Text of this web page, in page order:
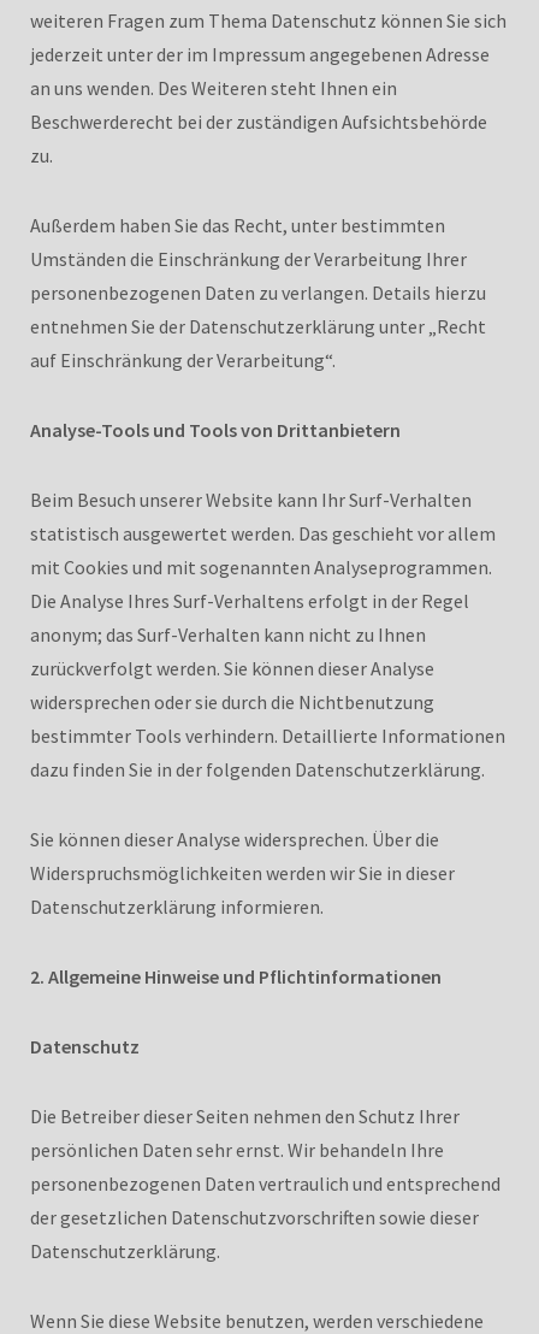
weiteren Fragen zum Thema Datenschutz können Sie sich
jederzeit unter der im Impressum angegebenen Adresse
an uns wenden. Des Weiteren steht Ihnen ein
Beschwerderecht bei der zuständigen Aufsichtsbehörde
zu.
Außerdem haben Sie das Recht, unter bestimmten
Umständen die Einschränkung der Verarbeitung Ihrer
personenbezogenen Daten zu verlangen. Details hierzu
entnehmen Sie der Datenschutzerklärung unter „Recht
auf Einschränkung der Verarbeitung“.
Analyse-Tools und Tools von Drittanbietern
Beim Besuch unserer Website kann Ihr Surf-Verhalten
statistisch ausgewertet werden. Das geschieht vor allem
mit Cookies und mit sogenannten Analyseprogrammen.
Die Analyse Ihres Surf-Verhaltens erfolgt in der Regel
anonym; das Surf-Verhalten kann nicht zu Ihnen
zurückverfolgt werden. Sie können dieser Analyse
widersprechen oder sie durch die Nichtbenutzung
bestimmter Tools verhindern. Detaillierte Informationen
dazu finden Sie in der folgenden Datenschutzerklärung.
Sie können dieser Analyse widersprechen. Über die
Widerspruchsmöglichkeiten werden wir Sie in dieser
Datenschutzerklärung informieren.
2. Allgemeine Hinweise und Pflichtinformationen
Datenschutz
Die Betreiber dieser Seiten nehmen den Schutz Ihrer
persönlichen Daten sehr ernst. Wir behandeln Ihre
personenbezogenen Daten vertraulich und entsprechend
der gesetzlichen Datenschutzvorschriften sowie dieser
Datenschutzerklärung.
Wenn Sie diese Website benutzen, werden verschiedene